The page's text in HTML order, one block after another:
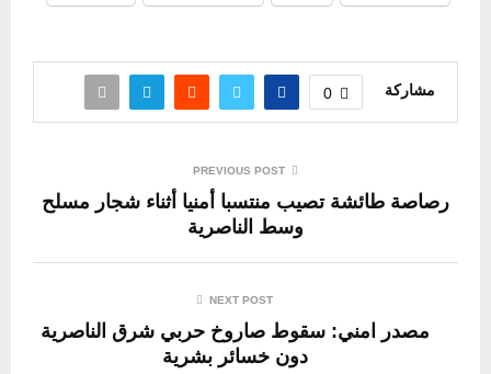
مشاركة 0
PREVIOUS POST
رصاصة طائشة تصيب منتسبا أمنيا أثناء شجار مسلح
وسط الناصرية
NEXT POST
مصدر امني: سقوط صاروخ حربي شرق الناصرية
دون خسائر بشرية